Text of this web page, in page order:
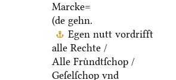
Marcke=
(de gehn.
Egen nutt vordrifft
alle Rechte /
Alle Fruͤndtſchop /
Geſelſchop vnd